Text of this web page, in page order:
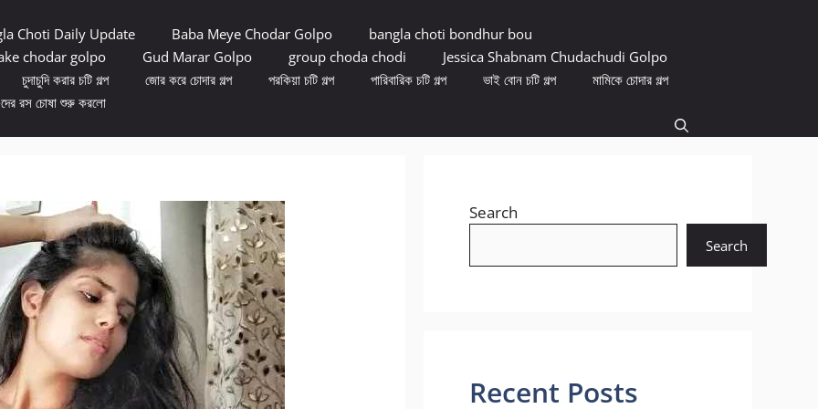
Choti Daily Update Baba Meye Chodar Golpo
bangla choti bondhur bou
chodar golpo Gud Marar Golpo group choda chodi
Jessica Shabnam Chudachudi Golpo
চুদাচুদি করার চটি গল্প জোর করে চোদার গল্প পরকিয়া চটি গল্প পারিবারিক চটি গল্প ভাই বোন চটি গল্প
মামিকে চোদার গল্প
রস চোষা শুরু করলো
Search
Search
Recent Posts